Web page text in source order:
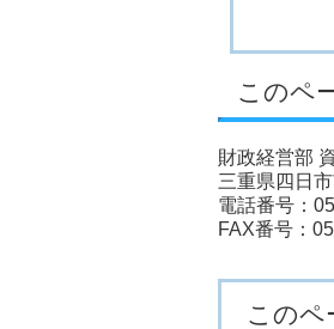
このペ
財政経営部
三重県四日
電話番号：
FAX番号：
このペ